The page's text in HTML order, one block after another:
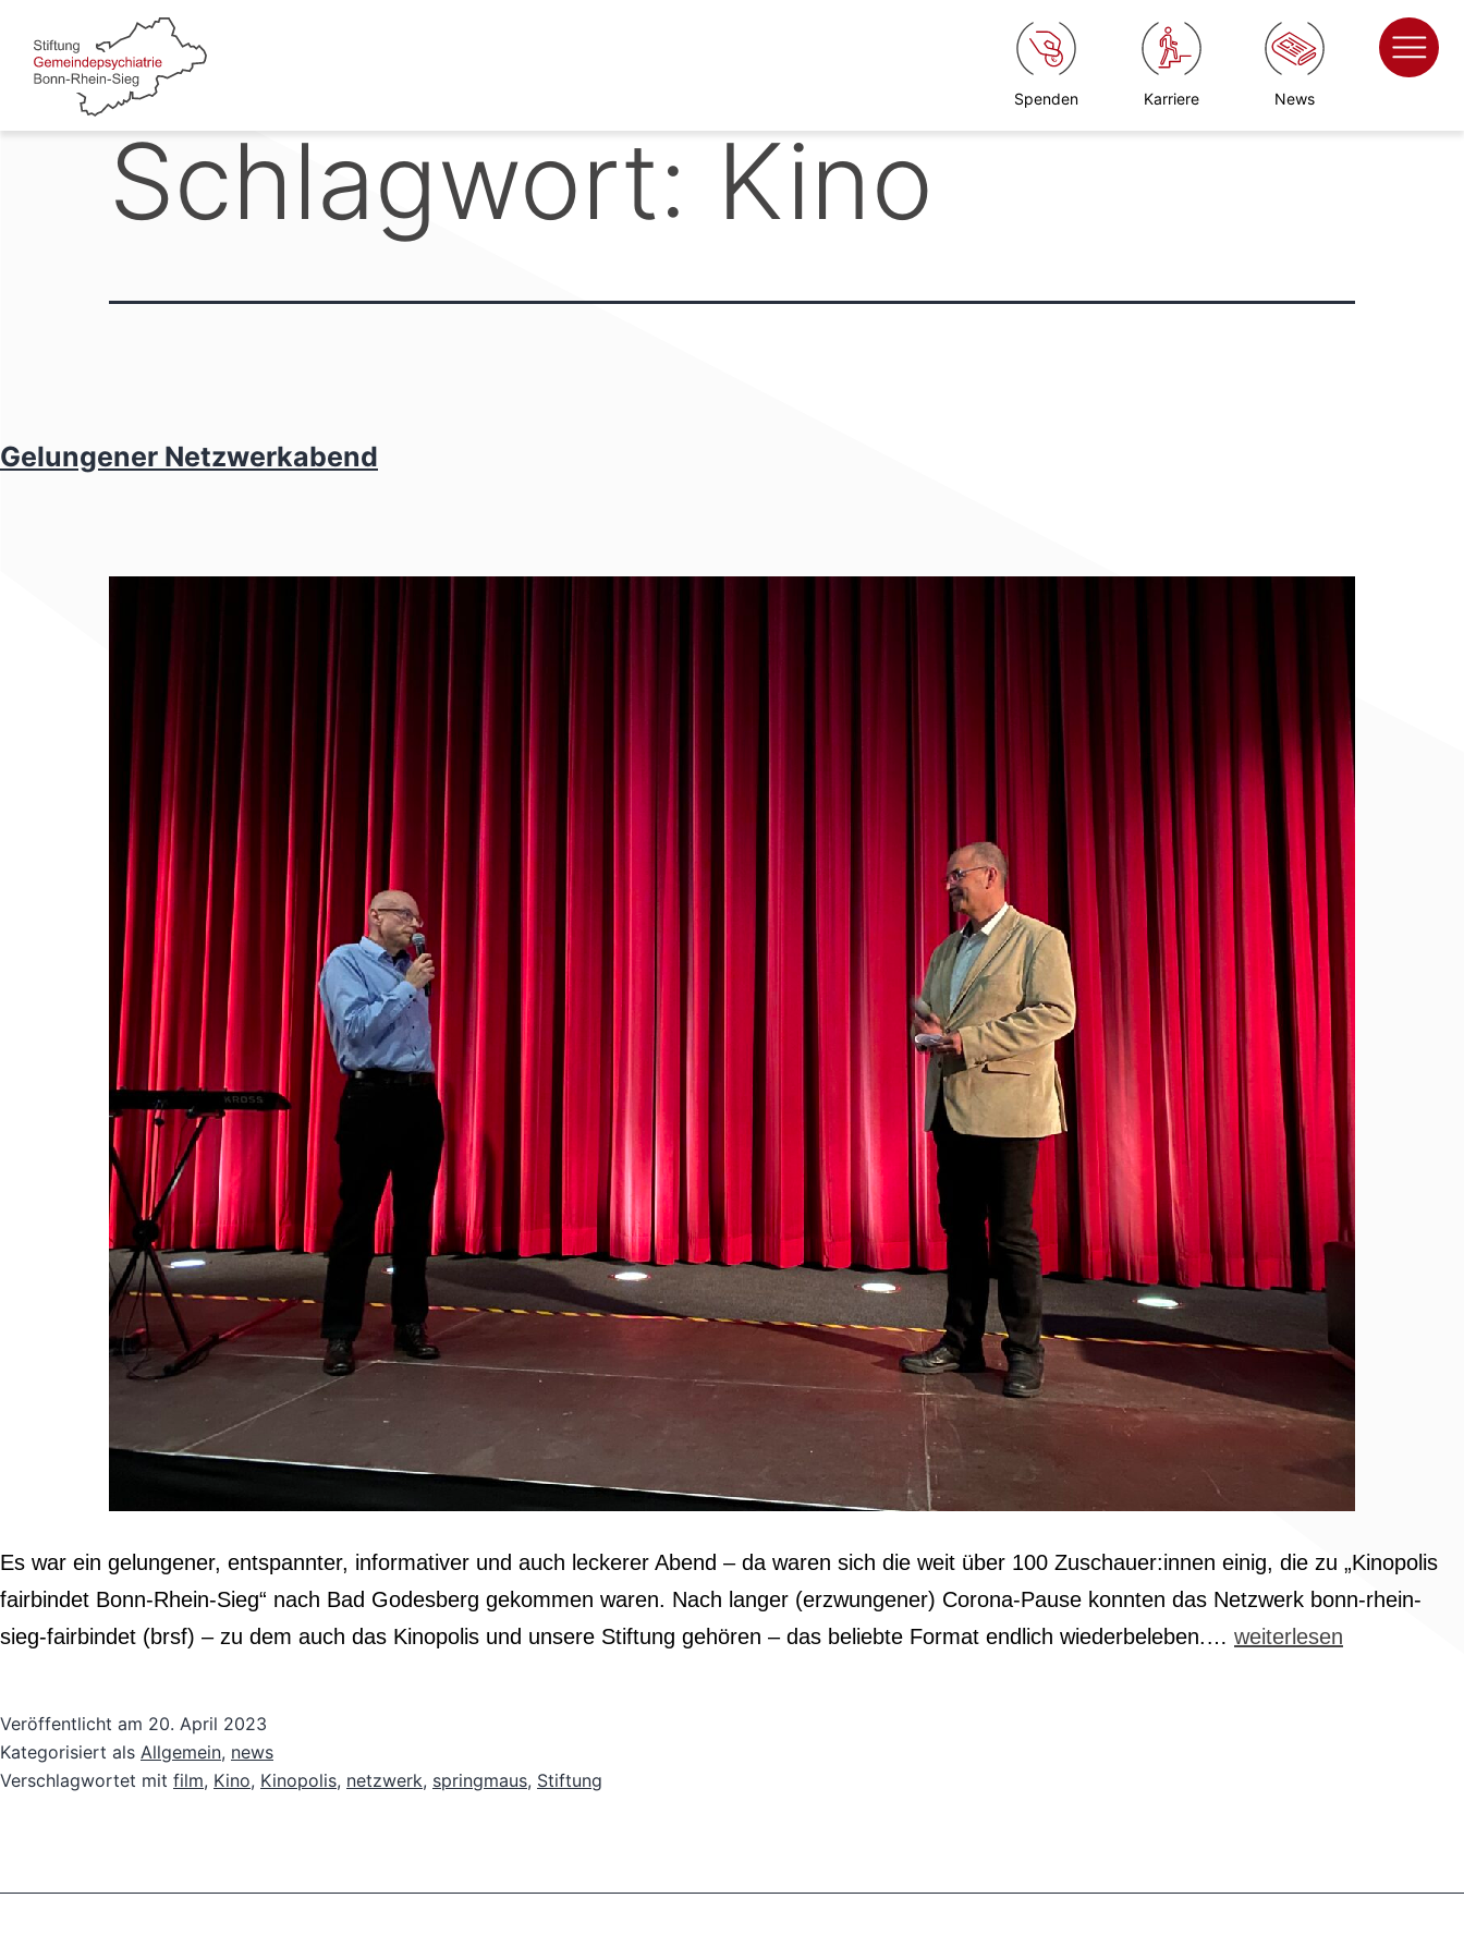
Inhalt
springen
Spenden Karriere News
Schlagwort: Kino
Gelungener Netzwerkabend
Es war ein gelungener, entspannter, informativer und auch leckerer Abend – da waren sich die weit über 100 Zuschauer:innen einig, die zu „Kinopolis
fairbindet Bonn-Rhein-Sieg“ nach Bad Godesberg gekommen waren. Nach langer (erzwungener) Corona-Pause konnten das Netzwerk bonn-rhein-
sieg-fairbindet (brsf) – zu dem auch das Kinopolis und unsere Stiftung gehören – das beliebte Format endlich wiederbeleben.… Gelungener
weiterlesen
Veröffentlicht am 20. April 2023
Kategorisiert als Allgemein, news
Verschlagwortet mit film, Kino, Kinopolis, netzwerk, springmaus, Stiftung